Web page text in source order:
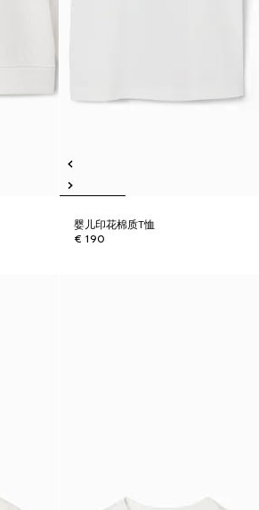
婴儿印花棉质T恤
€ 190